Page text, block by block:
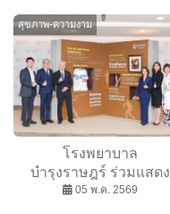
จาก S&P Global
สุขภาพ-ความงาม
โรงพยาบาล
บำรุงราษฎร์ ร่วมแสดง
ความยินดีกับ ศ.นพ.กุลวี
05 พ.ค. 2569